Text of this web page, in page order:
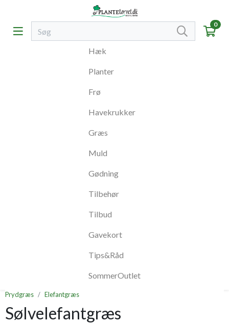
0
Hæk
Planter
Frø
Havekrukker
Græs
Muld
Gødning
Tilbehør
Tilbud
Gavekort
Tips&Råd
SommerOutlet
Prydgræs Elefantgræs
Sølvelefantgræs